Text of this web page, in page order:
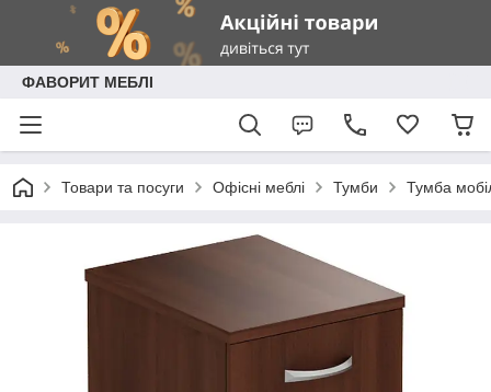
ФАВОРИТ МЕБЛІ
Товари та посуги Офісні меблі Тумби Тумба